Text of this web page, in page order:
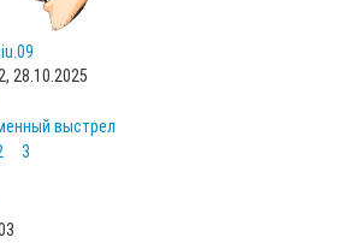
28.10.2025
выстрел
3